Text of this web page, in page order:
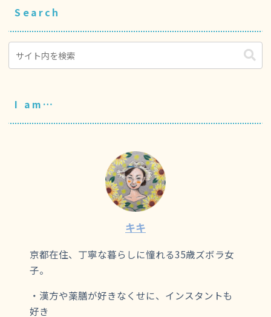
Search
I am…
キキ
京都在住、丁寧な暮らしに憧れる35歳ズボラ女
子。
・漢方や薬膳が好きなくせに、インスタントも
好き